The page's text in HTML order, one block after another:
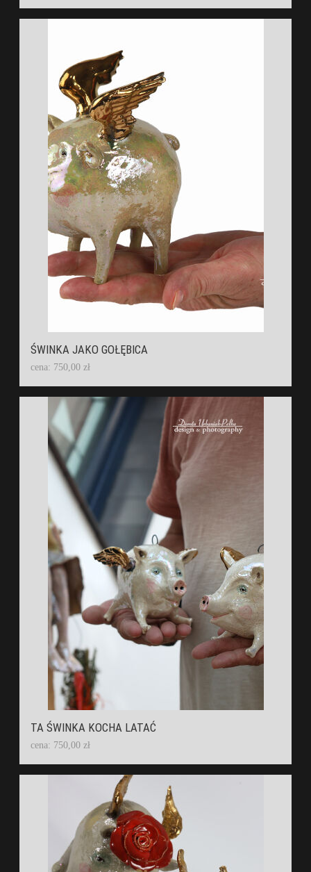
ŚWINKA JAKO GOŁĘBICA
cena: 750,00 zł
TA ŚWINKA KOCHA LATAĆ
cena: 750,00 zł